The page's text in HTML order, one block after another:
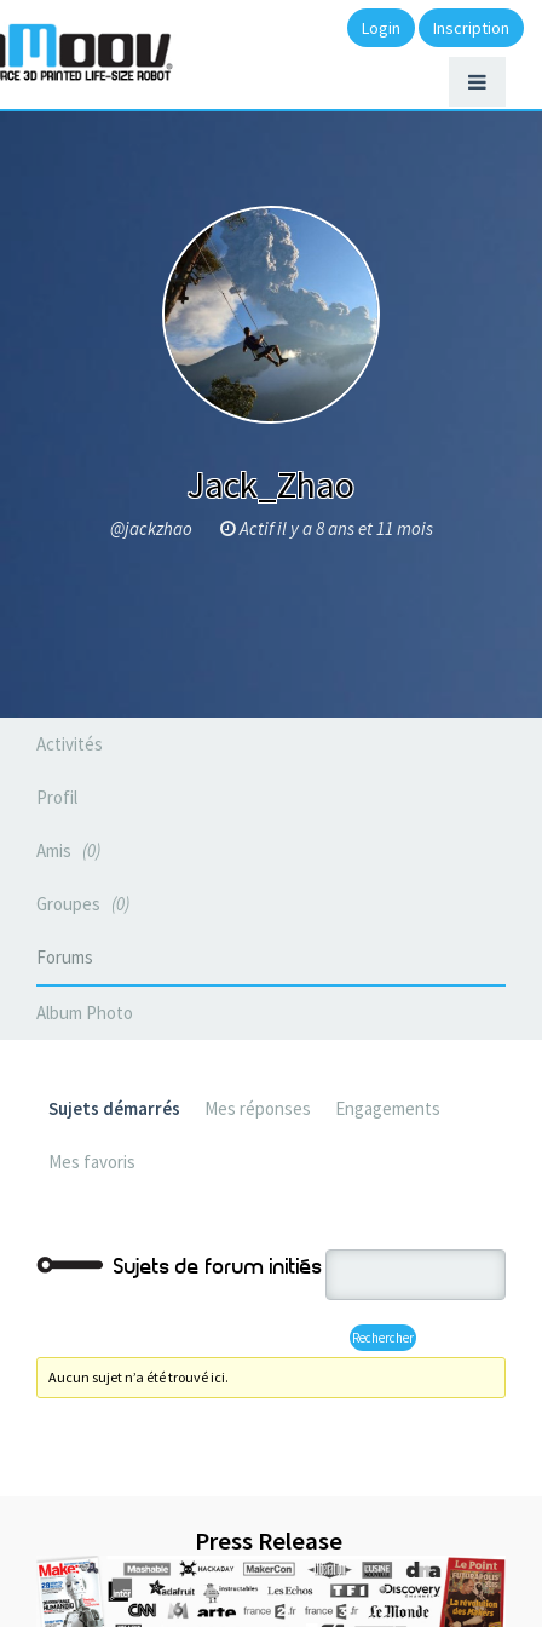
Login Inscription
Jack_Zhao
@jackzhao Actif il y a 8 ans et 11 mois
Activités
Profil
Amis 0
Groupes 0
Forums
Album Photo
Sujets démarrés Mes réponses Engagements
Mes favoris
Sujets de forum initiés
Aucun sujet n’a été trouvé ici.
Press Release